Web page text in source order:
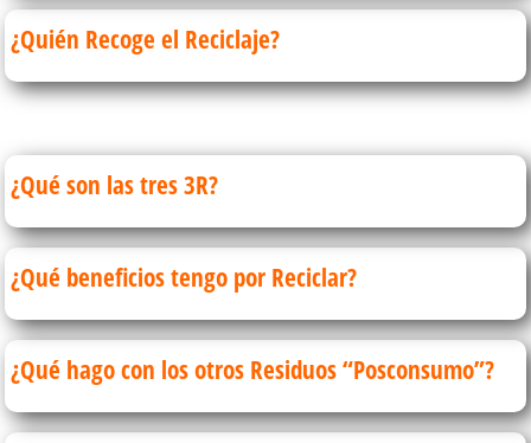
¿Quién Recoge el Reciclaje?
¿Qué son las tres 3R?
¿Qué beneficios tengo por Reciclar?
¿Qué hago con los otros Residuos “Posconsumo”?